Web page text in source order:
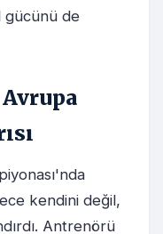
gücünü de
Avrupa
kendini değil,
Antrenörü